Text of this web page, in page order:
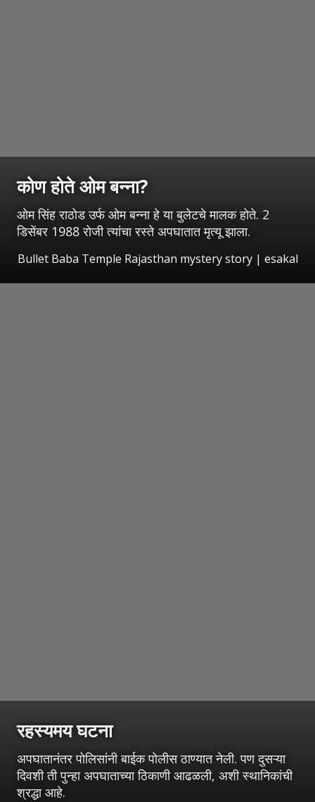
कोण होते ओम बन्ना?
ओम सिंह राठोड उर्फ ओम बन्ना हे या बुलेटचे मालक होते. 2
डिसेंबर 1988 रोजी त्यांचा रस्ते अपघातात मृत्यू झाला.
Bullet Baba Temple Rajasthan mystery story | esakal
रहस्यमय घटना
अपघातानंतर पोलिसांनी बाईक पोलीस ठाण्यात नेली. पण दुसऱ्या
दिवशी ती पुन्हा अपघाताच्या ठिकाणी आढळली, अशी स्थानिकांची
श्रद्धा आहे.